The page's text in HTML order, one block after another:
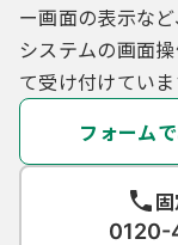
ー画面の表示など
システムの画面
て受け付けていま
フォーム
0120-